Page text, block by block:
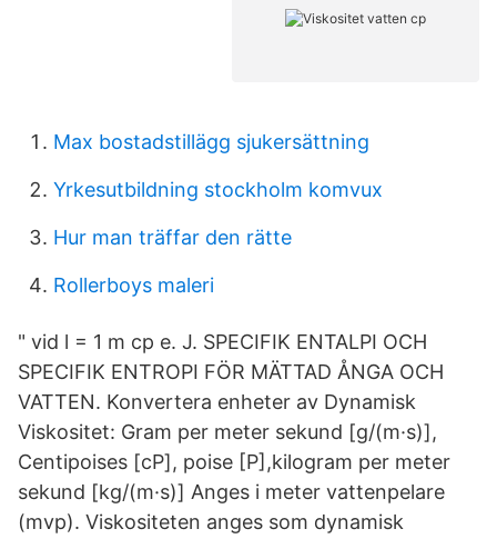
Max bostadstillägg sjukersättning
Yrkesutbildning stockholm komvux
Hur man träffar den rätte
Rollerboys maleri
" vid l = 1 m cp e. J. SPECIFIK ENTALPI OCH
SPECIFIK ENTROPI FÖR MÄTTAD ÅNGA OCH
VATTEN. Konvertera enheter av Dynamisk
Viskositet: Gram per meter sekund [g/(m·s)],
Centipoises [cP], poise [P],kilogram per meter
sekund [kg/(m·s)] Anges i meter vattenpelare
(mvp). Viskositeten anges som dynamisk